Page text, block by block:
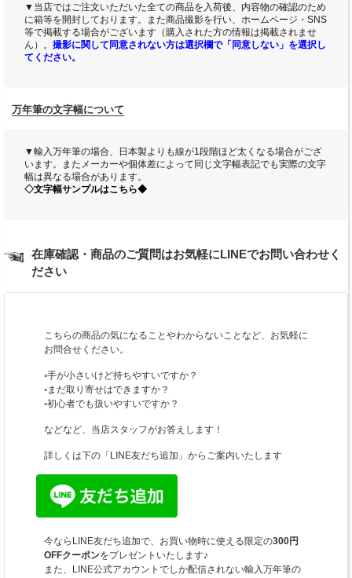
▼当店ではご注文いただいた全ての商品を入荷後、内容物の確認のため
に箱等を開封しております。また商品撮影を行い、ホームページ・SNS
等で掲載する場合がございます（購入された方の情報は掲載されませ
ん）。 撮影に関して同意されない方は選択欄で「同意しない」を選択し
てください。
万年筆の文字幅について
▼輸入万年筆の場合、日本製よりも線が1段階ほど太くなる場合がござ
います。またメーカーや個体差によって同じ文字幅表記でも実際の文字
幅は異なる場合があります。
◇文字幅サンプルはこちら◆
在庫確認・商品のご質問はお気軽にLINEでお問い合わせく
ださい
こちらの商品の気になることやわからないことなど、お気軽に
お問合せください。
◦手が小さいけど持ちやすいですか？
◦まだ取り寄せはできますか？
◦初心者でも扱いやすいですか？
などなど、当店スタッフがお答えします！
詳しくは下の「LINE友だち追加」からご案内いたします
今ならLINE友だち追加で、お買い物時に使える限定の300円
OFFクーポンをプレゼントいたします♪
また、LINE公式アカウントでしか配信されない輸入万年筆の